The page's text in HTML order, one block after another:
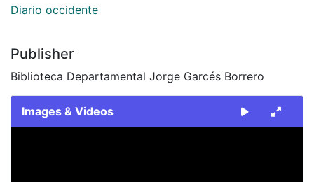
Diario occidente
Publisher
Biblioteca Departamental Jorge Garcés Borrero
Images & Videos